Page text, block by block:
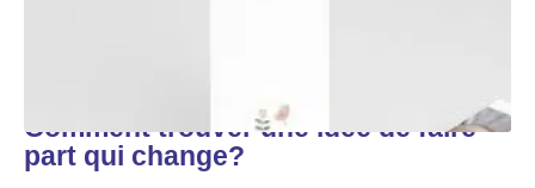
Comment trouver une idée de faire
part qui change?